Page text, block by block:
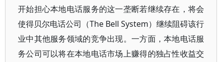
开始担心本地电话服务的这一垄断若继续存在，将会
使得贝尔电话公司（The Bell System）继续阻碍该行
业中其他服务领域的竞争出现。一方面，本地电话服
务公司可以将在本地电话市场上赚得的独占性收益交